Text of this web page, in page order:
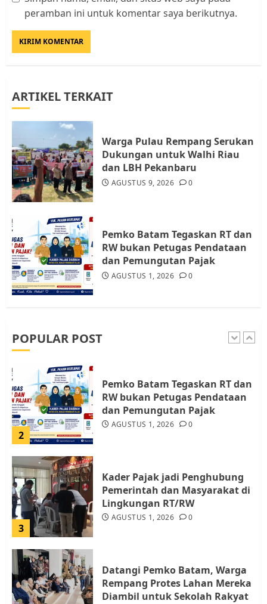
peramban ini untuk komentar saya berikutnya.
ARTIKEL TERKAIT
Warga Pulau Rempang Serukan
Dukungan untuk Walhi Riau
dan LBH Pekanbaru
AGUSTUS 9, 2026 0
Pemko Batam Tegaskan RT dan
RW bukan Petugas Pendataan
dan Pemungutan Pajak
AGUSTUS 1, 2026 0
POPULAR POST
Kader Pajak jadi Penghubung
4
Datangi Pemko Batam, Warga
JULI 21, 2026 0
5
Resahkan Warga
JULI 17, 2026 0
1
2
Pemko Batam Tegaskan RT dan
RW bukan Petugas Pendataan
dan Pemungutan Pajak
AGUSTUS 1, 2026 0
3
Kader Pajak jadi Penghubung
Pemerintah dan Masyarakat di
Lingkungan RT/RW
AGUSTUS 1, 2026 0
Datangi Pemko Batam, Warga
Rempang Protes Lahan Mereka
Diambil untuk Sekolah Rakyat